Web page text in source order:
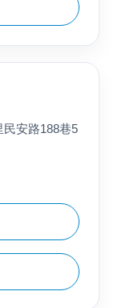
民安路188巷5